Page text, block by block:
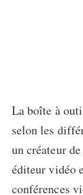
La boîte à
selon les
un créateur
éditeur vidéo
conférences